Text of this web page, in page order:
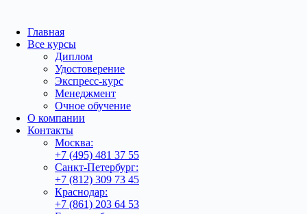
Главная
Все курсы
Диплом
Удостоверение
Экспресс-курс
Менеджмент
Очное обучение
О компании
Контакты
Москва:
+7 (495) 481 37 55
Санкт-Петербург:
+7 (812) 309 73 45
Краснодар:
+7 (861) 203 64 53